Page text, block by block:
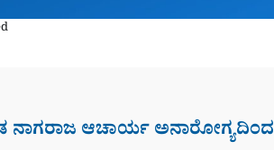
ಆಚಾರ್ಯ ಅನಾರೋಗ್ಯದಿಂದ